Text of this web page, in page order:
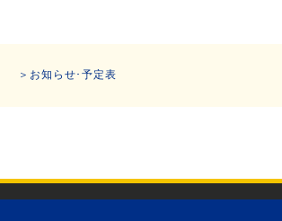
＞お知らせ･予定表